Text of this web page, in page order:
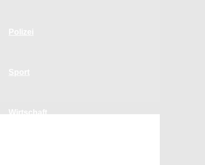
Wirtschaft